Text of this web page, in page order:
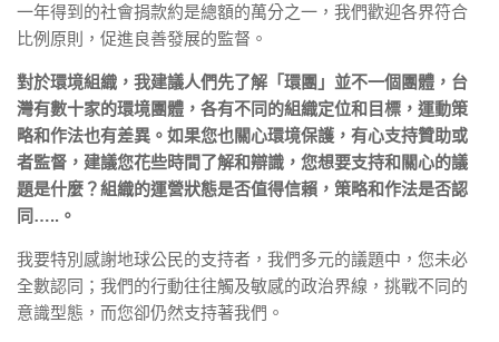
⼀年得到的社會捐款約是總額的萬分之⼀，我們歡迎各界符合
比例原則，促進良善發展的監督。
對於環境組織，我建議⼈們先了解「環團」並不⼀個團體，台
灣有數⼗家的環境團體，各有不同的組織定位和⽬標，運動策
略和作法也有差異。如果您也關⼼環境保護，有⼼⽀持贊助或
者監督，建議您花些時間了解和辯識，您想要⽀持和關⼼的議
題是什麼？組織的運營狀態是否值得信賴，策略和作法是否認
同…..。
我要特別感謝地球公⺠的⽀持者，我們多元的議題中，您未必
全數認同；我們的⾏動往往觸及敏感的政治界線，挑戰不同的
意識型態，⽽您卻仍然⽀持著我們。